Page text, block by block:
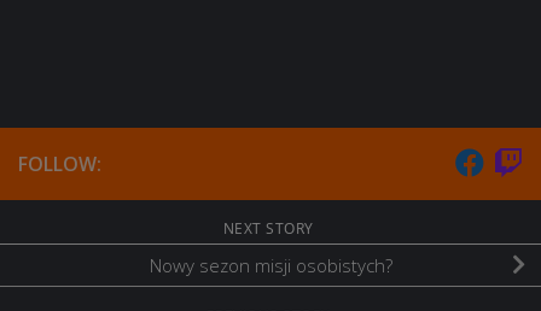
FOLLOW:
NEXT STORY
Nowy sezon misji osobistych?